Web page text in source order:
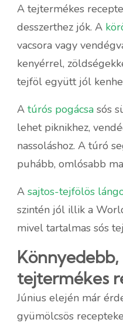
A tejtermékes
desszerthez jók. A
vacsora vagy
kenyérrel,
tejföl együtt jól
A túrós pogácsa sós
lehet piknikhez,
nassoláshoz. A túró
puhább, omlósabb
A sajtos-tejfölös
szintén jól illik a
mivel tartalmas sós
Könnyedebb,
tejtermékes
Június elején már
gyümölcsös